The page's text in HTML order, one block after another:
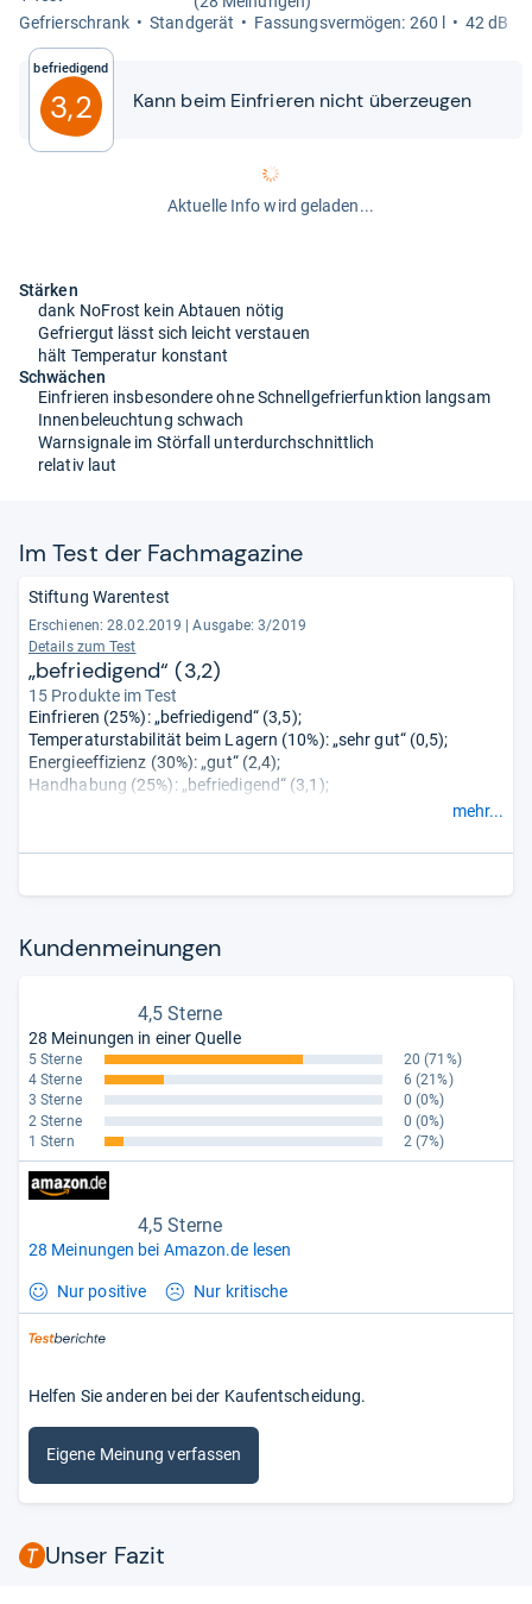
Gefrier­schrank
Stand­ge­rät Fas­sungs­ver­mö­gen: 260 l 42 dB
Befriedigend
3,2 Kann beim Ein­frie­ren nicht über­zeu­gen
Aktuelle Info wird geladen...
Stärken
dank NoFrost kein Abtauen nötig
Gefriergut lässt sich leicht verstauen
hält Temperatur konstant
Schwächen
Einfrieren insbesondere ohne Schnellgefrierfunktion langsam
Innenbeleuchtung schwach
Warnsignale im Störfall unterdurchschnittlich
relativ laut
Im Test der Fach­ma­ga­zine
Stiftung Warentest
Erschienen: 28.02.2019
Ausgabe: 3/2019
Details zum Test
„befriedigend“ (3,2)
15 Produkte im Test
Einfrieren (25%): „befriedigend“ (3,5);
Temperaturstabilität beim Lagern (10%): „sehr gut“ (0,5);
Energieeffizienz (30%): „gut“ (2,4);
Handhabung (25%): „befriedigend“ (3,1);
mehr...
Kun­den­mei­nun­gen
4,5 Sterne
28 Meinungen in einer Quelle
5 Sterne 20 (71%)
4 Sterne
6 (21%)
3 Sterne
0 (0%)
2 Sterne
0 (0%)
1 Stern
2 (7%)
4,5 Sterne
28 Meinungen bei Amazon.de lesen
Nur positive Nur kritische
Helfen Sie anderen bei der Kaufentscheidung.
Eigene Meinung verfassen
Unser Fazit